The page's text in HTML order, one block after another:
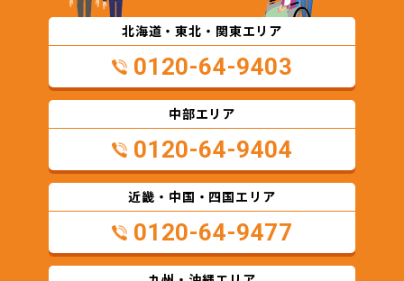
北海道・東北・関東エリア
0120-64-9403
中部エリア
0120-64-9404
近畿・中国・四国エリア
0120-64-9477